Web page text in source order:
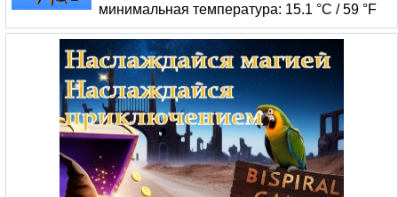
минимальная температура: 15.1 °C / 59 °F